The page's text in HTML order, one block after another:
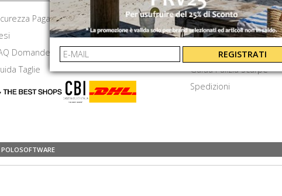
Pagamenti
Domande Frequenti
Taglie
Cookie e privacy
Termini e Condizioni
Lavora Con Noi
Guida Pulizia Scarpe
Spedizioni
REGISTRATI